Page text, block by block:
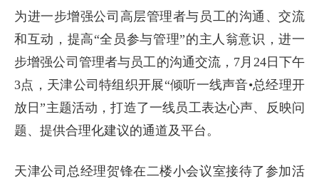
为进一步增强公司高层管理者与员工的沟通、交流
和互动，提高“全员参与管理”的主人翁意识，进一
步增强公司管理者与员工的沟通交流，7月24日下午
3点，天津公司特组织开展“倾听一线声音•总经理开
放日”主题活动，打造了一线员工表达心声、反映问
题、提供合理化建议的通道及平台。
天津公司总经理贺锋在二楼小会议室接待了参加活